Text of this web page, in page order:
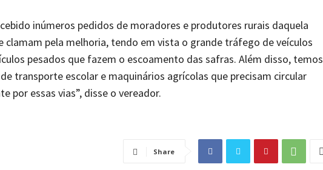
inúmeros pedidos de moradores e produtores rurais daquela
clamam pela melhoria, tendo em vista o grande tráfego de veículos
pesados que fazem o escoamento das safras. Além disso, temos
transporte escolar e maquinários agrícolas que precisam circular
por essas vias”, disse o vereador.
Share